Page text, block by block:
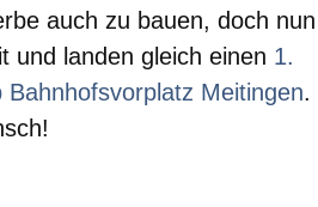
auch zu bauen, doch nun
und landen gleich einen 1.
Meitingen.